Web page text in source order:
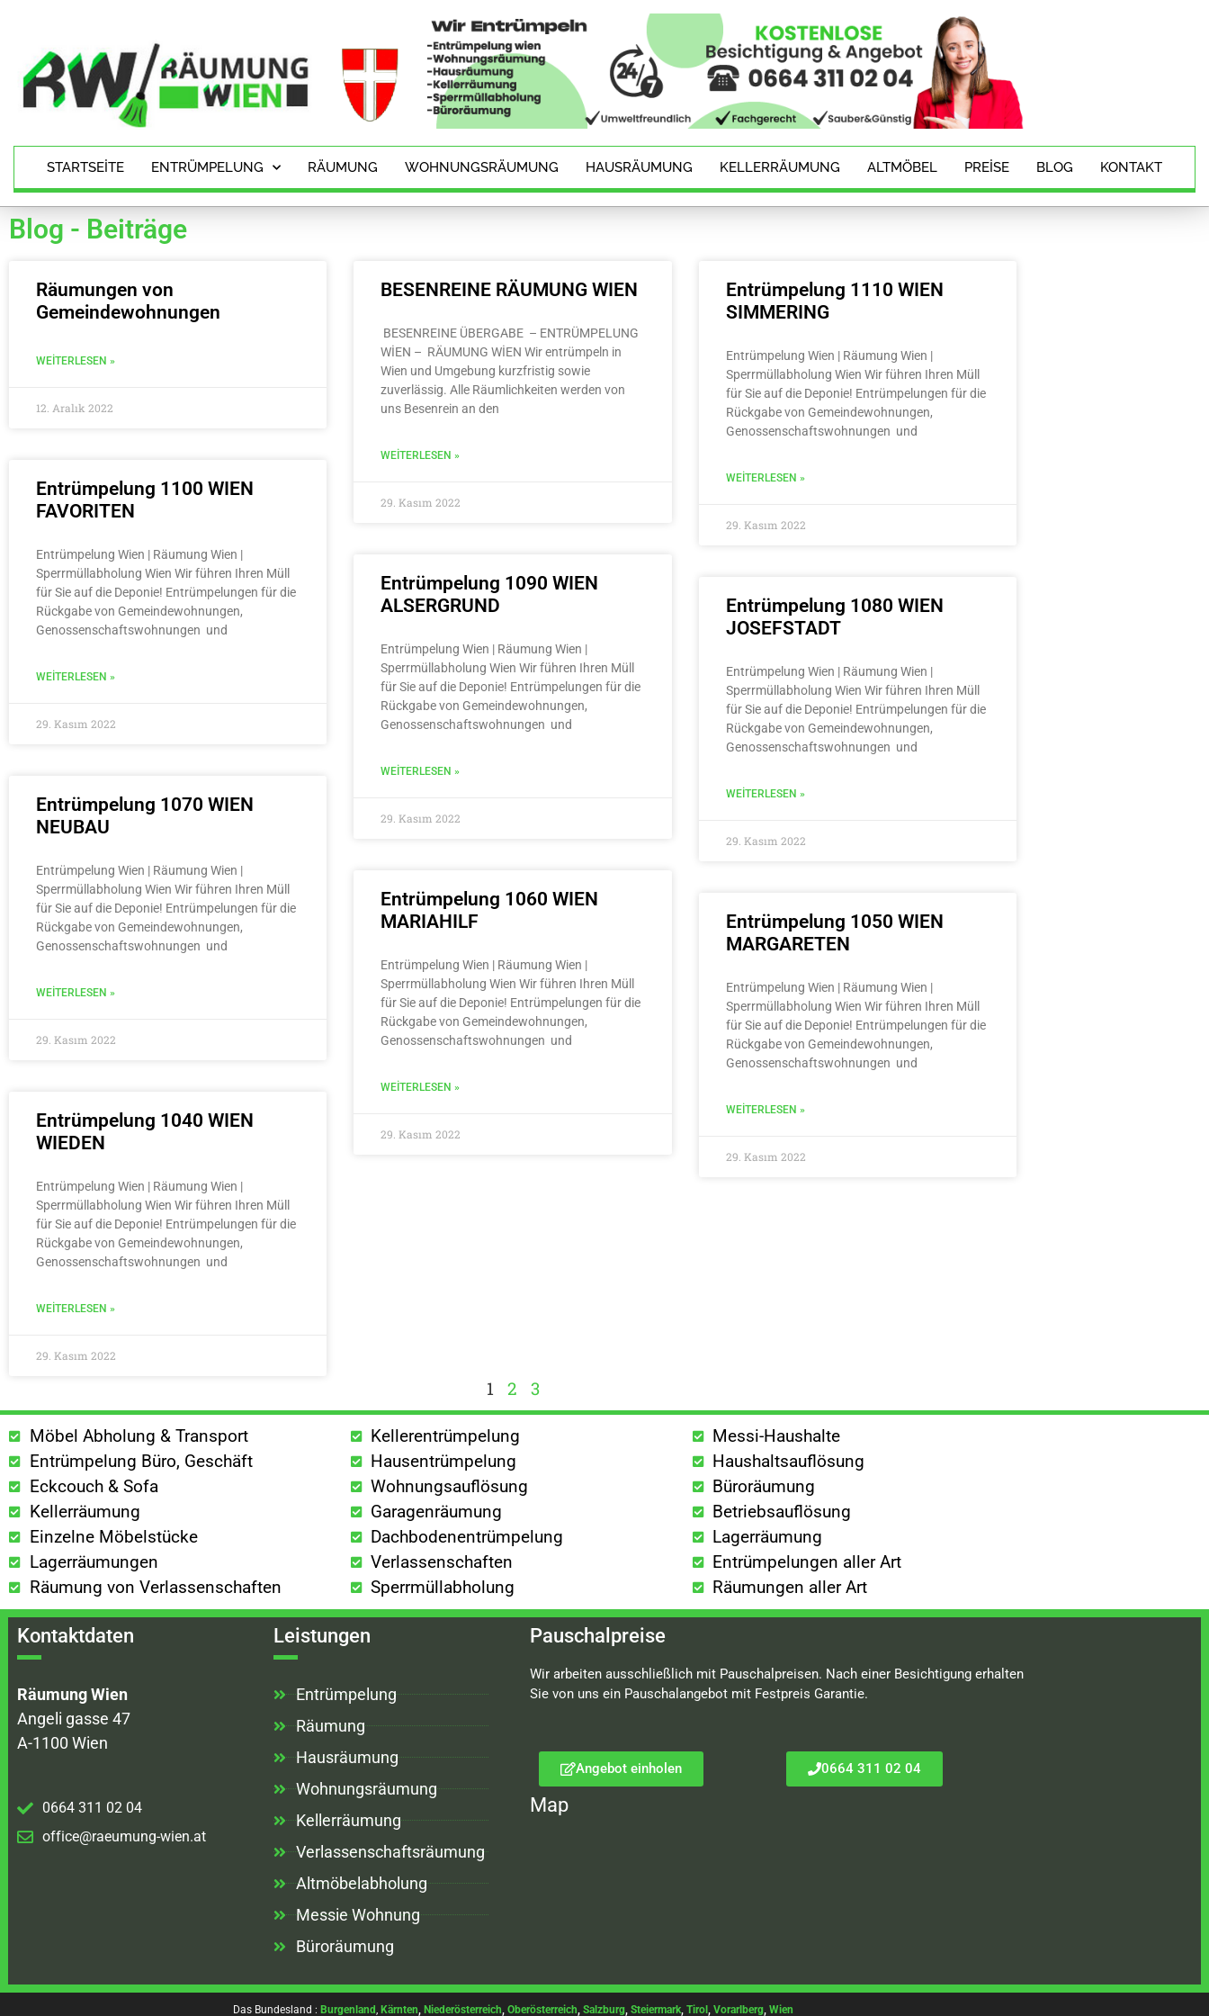
STARTSEITE ENTRÜMPELUNG RÄUMUNG WOHNUNGSRÄUMUNG HAUSRÄUMUNG KELLERRÄUMUNG ALTMÖBEL PREISE BLOG KONTAKT
Blog - Beiträge
Räumungen von
Gemeindewohnungen
WEITERLESEN »
12. Aralık 2022
BESENREINE RÄUMUNG WIEN
BESENREINE ÜBERGABE – ENTRÜMPELUNG
WİEN – RÄUMUNG WİEN Wir entrümpeln in
Wien und Umgebung kurzfristig sowie
zuverlässig. Alle Räumlichkeiten werden von
uns Besenrein an den
WEITERLESEN »
29. Kasım 2022
Entrümpelung 1110 WIEN
SIMMERING
Entrümpelung Wien | Räumung Wien |
Sperrmüllabholung Wien Wir führen Ihren Müll
für Sie auf die Deponie! Entrümpelungen für die
Rückgabe von Gemeindewohnungen,
Genossenschaftswohnungen und
WEITERLESEN »
29. Kasım 2022
Entrümpelung 1100 WIEN
FAVORITEN
Entrümpelung Wien | Räumung Wien |
Sperrmüllabholung Wien Wir führen Ihren Müll
für Sie auf die Deponie! Entrümpelungen für die
Rückgabe von Gemeindewohnungen,
Genossenschaftswohnungen und
WEITERLESEN »
29. Kasım 2022
Entrümpelung 1090 WIEN
ALSERGRUND
Entrümpelung Wien | Räumung Wien |
Sperrmüllabholung Wien Wir führen Ihren Müll
für Sie auf die Deponie! Entrümpelungen für die
Rückgabe von Gemeindewohnungen,
Genossenschaftswohnungen und
WEITERLESEN »
29. Kasım 2022
Entrümpelung 1080 WIEN
JOSEFSTADT
Entrümpelung Wien | Räumung Wien |
Sperrmüllabholung Wien Wir führen Ihren Müll
für Sie auf die Deponie! Entrümpelungen für die
Rückgabe von Gemeindewohnungen,
Genossenschaftswohnungen und
WEITERLESEN »
29. Kasım 2022
Entrümpelung 1070 WIEN
NEUBAU
Entrümpelung Wien | Räumung Wien |
Sperrmüllabholung Wien Wir führen Ihren Müll
für Sie auf die Deponie! Entrümpelungen für die
Rückgabe von Gemeindewohnungen,
Genossenschaftswohnungen und
WEITERLESEN »
29. Kasım 2022
Entrümpelung 1060 WIEN
MARIAHILF
Entrümpelung Wien | Räumung Wien |
Sperrmüllabholung Wien Wir führen Ihren Müll
für Sie auf die Deponie! Entrümpelungen für die
Rückgabe von Gemeindewohnungen,
Genossenschaftswohnungen und
WEITERLESEN »
29. Kasım 2022
Entrümpelung 1050 WIEN
MARGARETEN
Entrümpelung Wien | Räumung Wien |
Sperrmüllabholung Wien Wir führen Ihren Müll
für Sie auf die Deponie! Entrümpelungen für die
Rückgabe von Gemeindewohnungen,
Genossenschaftswohnungen und
WEITERLESEN »
29. Kasım 2022
Entrümpelung 1040 WIEN
WIEDEN
Entrümpelung Wien | Räumung Wien |
Sperrmüllabholung Wien Wir führen Ihren Müll
für Sie auf die Deponie! Entrümpelungen für die
Rückgabe von Gemeindewohnungen,
Genossenschaftswohnungen und
WEITERLESEN »
29. Kasım 2022
1 2 3
Möbel Abholung & Transport
Entrümpelung Büro, Geschäft
Eckcouch & Sofa
Kellerräumung
Einzelne Möbelstücke
Lagerräumungen
Räumung von Verlassenschaften
Kellerentrümpelung
Hausentrümpelung
Wohnungsauflösung
Garagenräumung
Dachbodenentrümpelung
Verlassenschaften
Sperrmüllabholung
Messi-Haushalte
Haushaltsauflösung
Büroräumung
Betriebsauflösung
Lagerräumung
Entrümpelungen aller Art
Räumungen aller Art
Kontaktdaten
Räumung Wien
Angeli gasse 47
A-1100 Wien
0664 311 02 04
office@raeumung-wien.at
Leistungen
Entrümpelung
Räumung
Hausräumung
Wohnungsräumung
Kellerräumung
Verlassenschaftsräumung
Altmöbelabholung
Messie Wohnung
Büroräumung
Pauschalpreise
Wir arbeiten ausschließlich mit Pauschalpreisen. Nach einer Besichtigung erhalten
Sie von uns ein Pauschalangebot mit Festpreis Garantie.
Angebot einholen 0664 311 02 04
Map
Das Bundesland : Burgenland Kärnten Niederösterreich Oberösterreich Salzburg, Steiermark, Tirol, Vorarlberg, Wien